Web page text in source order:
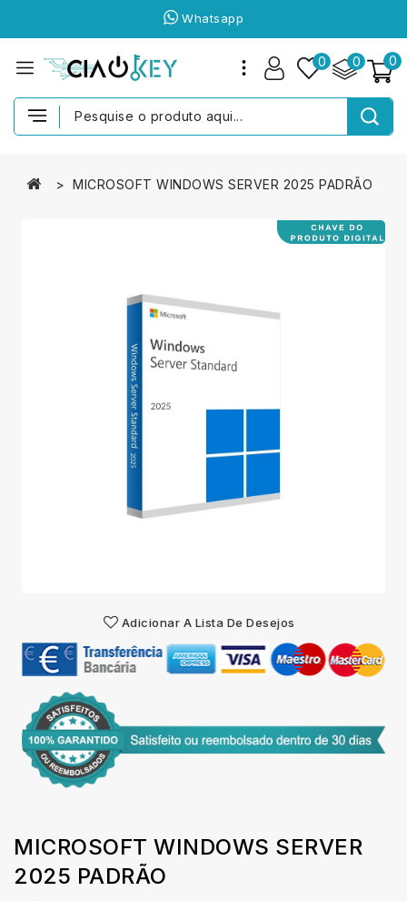
Whatsapp
0
0
0
MICROSOFT WINDOWS SERVER 2025 PADRÃO
Adicionar A Lista De Desejos
MICROSOFT WINDOWS SERVER
2025 PADRÃO